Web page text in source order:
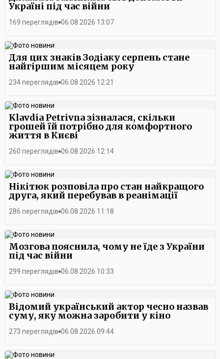
Україні під час війни
169 переглядів 06.08.2026 13:07
Для цих знаків Зодіаку серпень стане
найгіршим місяцем року
234 переглядів 06.08.2026 12:21
Klavdia Petrivna зізналася, скільки
грошей їй потрібно для комфортного
життя в Києві
260 переглядів 06.08.2026 12:14
Нікітюк розповіла про стан найкращого
друга, який перебував в реанімації
286 переглядів 06.08.2026 11:18
Мозгова пояснила, чому не їде з України
під час війни
299 переглядів 06.08.2026 10:33
Відомий український актор чесно назвав
суму, яку можна заробити у кіно
273 переглядів 06.08.2026 09:44